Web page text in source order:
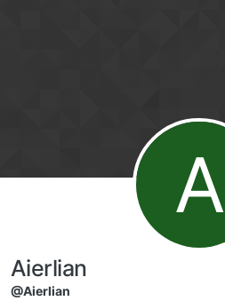
A
Aierlian
@Aierlian